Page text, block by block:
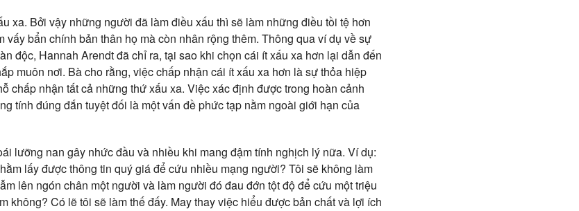
xa. Bởi vậy những người đã làm điều xấu thì sẽ làm những điều tồi tệ hơn
vấy bẩn chính bản thân họ mà còn nhân rộng thêm. Thông qua ví dụ về sự
độc, Hannah Arendt đã chỉ ra, tại sao khi chọn cái ít xấu xa hơn lại dẫn đến
muôn nơi. Bà cho rằng, việc chấp nhận cái ít xấu xa hơn là sự thỏa hiệp
chấp nhận tất cả những thứ xấu xa. Việc xác định được trong hoàn cảnh
tính đúng đắn tuyệt đối là một vấn đề phức tạp nằm ngoài giới hạn của
lưỡng nan gây nhức đầu và nhiều khi mang đậm tính nghịch lý nữa. Ví dụ:
lấy được thông tin quý giá để cứu nhiều mạng người? Tôi sẽ không làm
lên ngón chân một người và làm người đó đau đớn tột độ để cứu một triệu
không? Có lẽ tôi sẽ làm thế đấy. May thay việc hiểu được bản chất và lợi ích